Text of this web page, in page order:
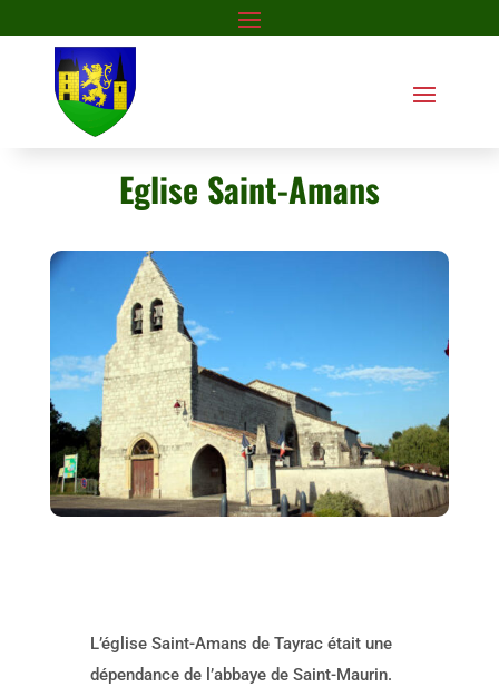
Eglise Saint-Amans
L’église Saint-Amans de Tayrac était une
dépendance de l’abbaye de Saint-Maurin.